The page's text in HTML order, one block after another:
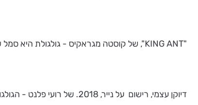
"KING ANT", של קוסטה מגראקיס - גולגולת היא סמל של שיוויון עבורו. כל אדם, לא משנה מהיכן בא, מה מינו, עדתו או צבע עורו, כשיורד הבשר העוטף את גולגלתו, היא תיראה אותו הדבר.
דיוקן עצמי, רישום על